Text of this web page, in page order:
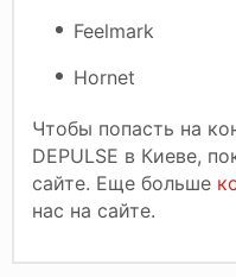
Feelmark
Hornet
Чтобы попасть на
DEPULSE в Киеве,
сайте. Еще больше
нас на сайте.